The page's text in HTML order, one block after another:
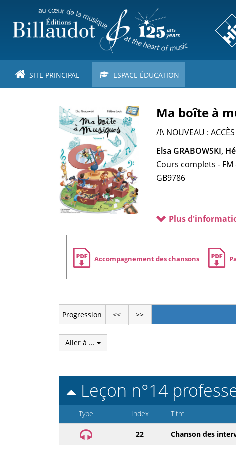
contenu
principal
SITE PRINCIPAL ESPACE ÉDUCATION
Ma boîte à
/!\ NOUVEAU :
Elsa GRABOWSKI,
Cours complets -
GB9786
Plus
Zone
de
téléchargement
Accompagnement des chansons
Progression << >>
Aller à ...
Leçon n°14
Type Index Titre
22 Chanson des